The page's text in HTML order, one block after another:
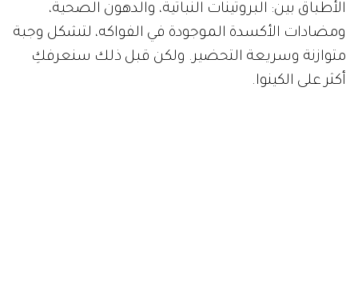
الأطباق بين: البروتينات النباتية، والدهون الصحية،
ومضادات الأكسدة الموجودة في الفواكه، لتشكل وجبة
متوازنة وسريعة التحضير. ولكن قبل ذلك سنعرفكِ
أكثر على الكينوا.